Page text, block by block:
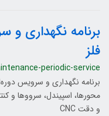
فلز
periodic-service
محورها، اسپیندل، سرووها و
و دقت CNC